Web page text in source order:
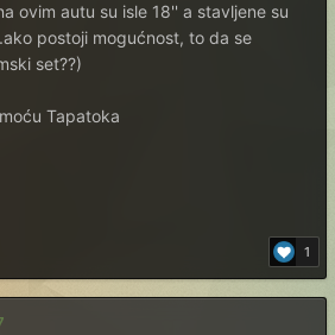
ovim autu su isle 18'' a stavljene su
postoji mogućnost, to da se
set??)
Tapatoka
1